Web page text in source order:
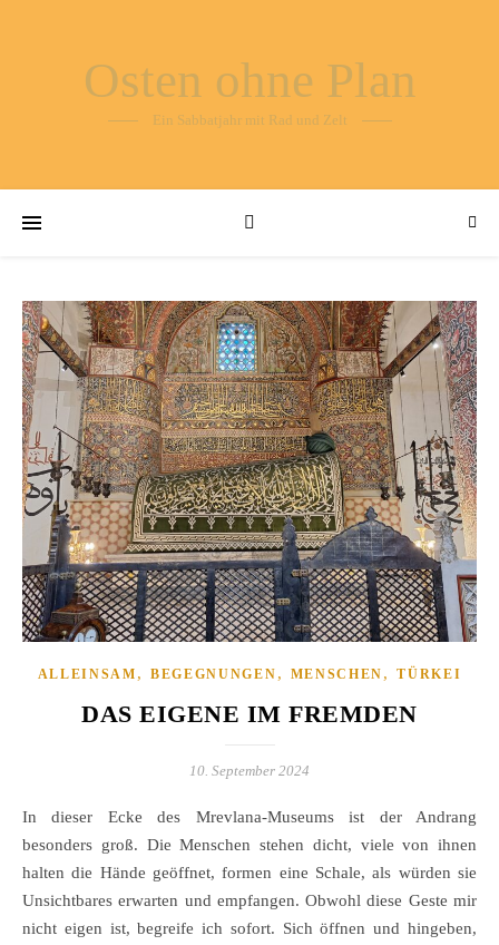
Osten ohne Plan
Ein Sabbatjahr mit Rad und Zelt
ALLEINSAM , BEGEGNUNGEN , MENSCHEN ,TÜRKEI
DAS EIGENE IM FREMDEN
10. September 2024
In dieser Ecke des Mrevlana-Museums ist der Andrang
besonders groß. Die Menschen stehen dicht, viele von ihnen
halten die Hände geöffnet, formen eine Schale, als würden sie
Unsichtbares erwarten und empfangen. Obwohl diese Geste mir
nicht eigen ist, begreife ich sofort. Sich öffnen und hingeben,